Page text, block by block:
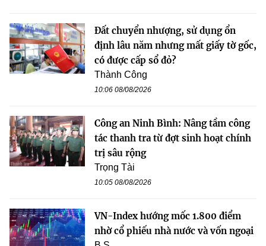
Đất chuyển nhượng, sử dụng ổn
định lâu năm nhưng mất giấy tờ gốc,
có được cấp sổ đỏ?
Thành Công
10:06 08/08/2026
Công an Ninh Bình: Nâng tầm công
tác thanh tra từ đợt sinh hoạt chính
trị sâu rộng
Trọng Tài
10:05 08/08/2026
VN-Index hướng mốc 1.800 điểm
nhờ cổ phiếu nhà nước và vốn ngoại